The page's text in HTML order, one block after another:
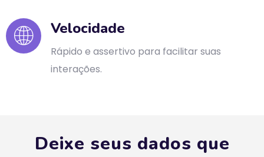
Velocidade
Rápido e assertivo para facilitar suas
interações.
Deixe seus dados que